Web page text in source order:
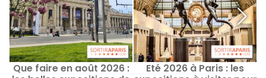
Que faire en août 2026 :
Eté 2026 à Paris : les